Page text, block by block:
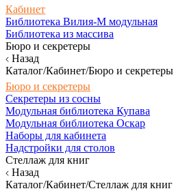
Кабинет
Библиотека Вилия-М модульная
Библиотека из массива
Бюро и секретеры
Назад
Каталог/Кабинет/Бюро и секретеры
Бюро и секретеры
Секретеры из сосны
Модульная библиотека Купава
Модульная библиотека Оскар
Наборы для кабинета
Надстройки для столов
Стеллаж для книг
Назад
Каталог/Кабинет/Стеллаж для книг